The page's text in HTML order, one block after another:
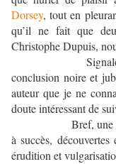
Dorsey, tout en
qu’il ne fait que
Christophe Dupuis,
Signalons
conclusion noire et
auteur que je ne
doute intéressant de
Bref, une revue
à succès,
érudition et